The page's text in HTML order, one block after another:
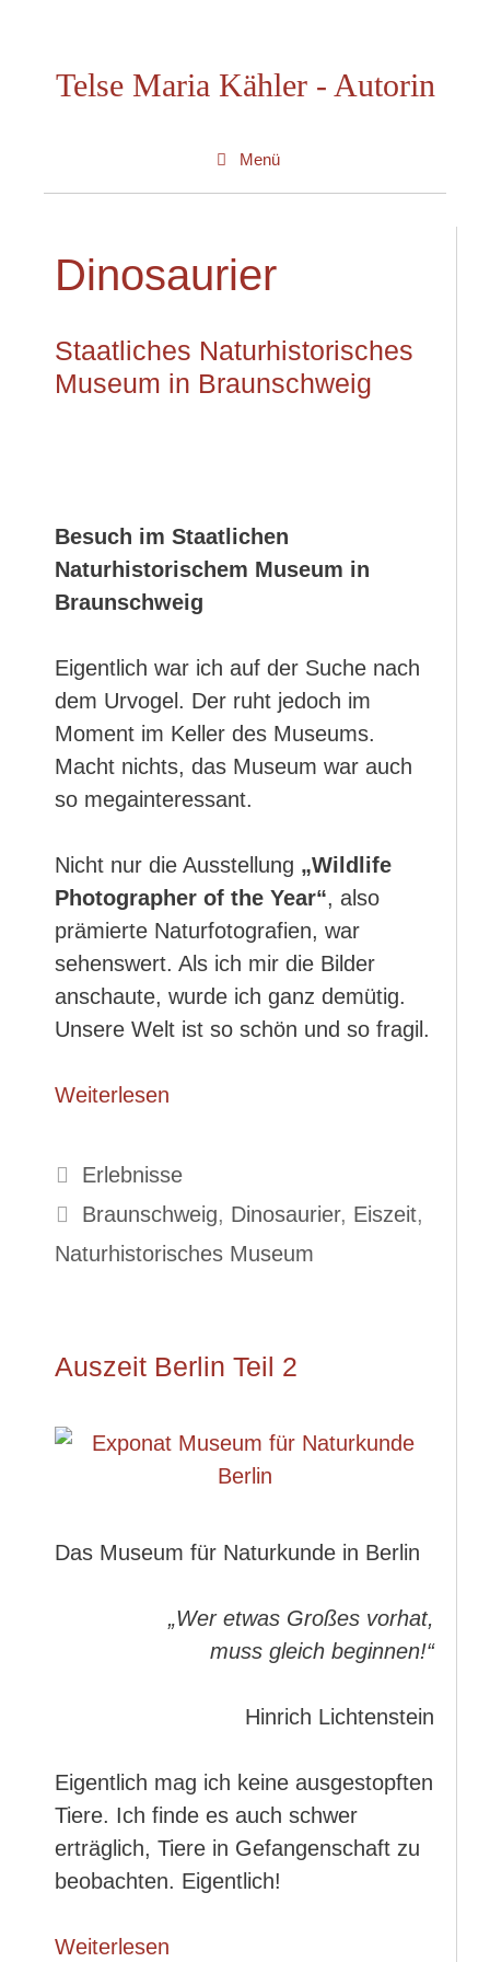
springenTelse Maria Kähler - Autorin
Menü
Dinosaurier
Staatliches Naturhistorisches
Museum in Braunschweig
Besuch im Staatlichen
Naturhistorischem Museum in
Braunschweig
Eigentlich war ich auf der Suche nach
dem Urvogel. Der ruht jedoch im
Moment im Keller des Museums.
Macht nichts, das Museum war auch
so megainteressant.
Nicht nur die Ausstellung „Wildlife
Photographer of the Year“, also
prämierte Naturfotografien, war
sehenswert. Als ich mir die Bilder
anschaute, wurde ich ganz demütig.
Unsere Welt ist so schön und so fragil.
Weiterlesen
Kategorien
Erlebnisse
Schlagwörter
Braunschweig, Dinosaurier, Eiszeit,
Naturhistorisches Museum
Auszeit Berlin Teil 2
Das Museum für Naturkunde in Berlin
„Wer etwas Großes vorhat,
muss gleich beginnen!“
Hinrich Lichtenstein
Eigentlich mag ich keine ausgestopften
Tiere. Ich finde es auch schwer
erträglich, Tiere in Gefangenschaft zu
beobachten. Eigentlich!
Weiterlesen